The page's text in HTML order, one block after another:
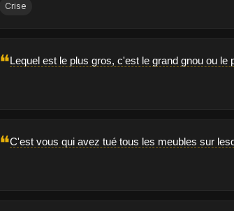
Crise
❝Lequel est le plus gros, c'est le grand gnou ou le
❝C'est vous qui avez tué tous les meubles sur